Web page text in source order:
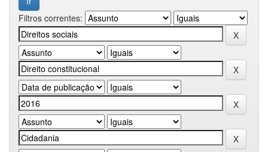
Filtros correntes: